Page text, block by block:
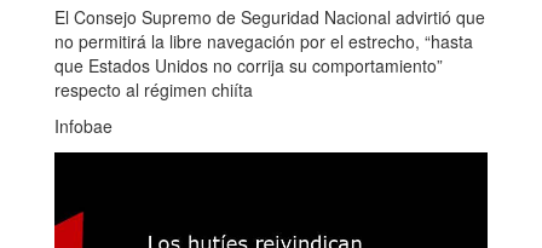
El Consejo Supremo de Seguridad Nacional advirtió que
no permitirá la libre navegación por el estrecho, “hasta
que Estados Unidos no corrija su comportamiento”
respecto al régimen chiíta
Infobae